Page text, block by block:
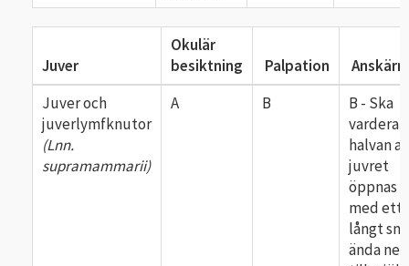
Juver
Okulär
besiktning
Palpation
Juver och
juverlymfknutor
(Lnn.
supramammarii)
A B
B - Ska
vardera
halvan av
juvret
öppnas
med ett
långt
ända ner